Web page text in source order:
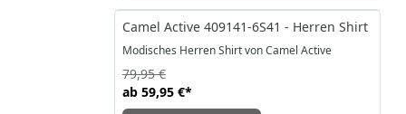
-25%
Camel Active 409141-6S41 - Herren Shirt
Modisches Herren Shirt von Camel Active
ab 59,95 €*
79,95 €